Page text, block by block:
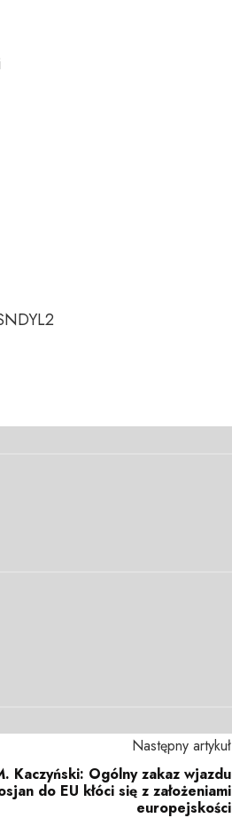
Następny artykuł
Kaczyński: Ogólny zakaz wjazdu
do EU kłóci się z założeniami
europejskości